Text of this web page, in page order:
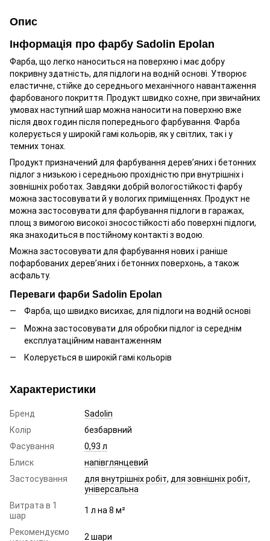
Опис
Інформація про фарбу Sadolin Epolan
Фарба, що легко наноситься на поверхню і має добру
покривну здатність, для підлоги на водній основі. Утворює
еластичне, стійке до середнього механічного навантаження
фарбованого покриття. Продукт швидко сохне, при звичайних
умовах наступний шар можна наносити на поверхню вже
після двох годин після попереднього фарбування. Фарба
колерується у широкій гамі кольорів, як у світлих, так і у
темних тонах.
Продукт призначений для фарбування дерев’яних і бетонних
підлог з низькою і середньою прохідністю при внутрішніх і
зовнішніх роботах. Завдяки добрій вологостійкості фарбу
можна застосовувати й у вологих приміщеннях. Продукт не
можна застосовувати для фарбування підлоги в гаражах,
площ з вимогою високої зносостійкості або поверхні підлоги,
яка знаходиться в постійному контакті з водою.
Можна застосовувати для фарбування нових і раніше
пофарбованих дерев’яних і бетонних поверхонь, а також
асфальту.
Переваги фарби Sadolin Epolan
Фарба, що швидко висихає, для підлоги на водній основі
Можна застосовувати для обробки підлог із середнім
експлуатаційним навантаженням
Колерується в широкій гамі кольорів
Характеристики
Бренд
Sadolin
Колір
безбарвний
Фасування
0,93 л
Блиск
напівглянцевий
Застосування
для внутрішніх робіт, для зовнішніх робіт,
універсальна
Витрата в 1
шар
1 л на 8 м²
Рекомендуємо
2 шари